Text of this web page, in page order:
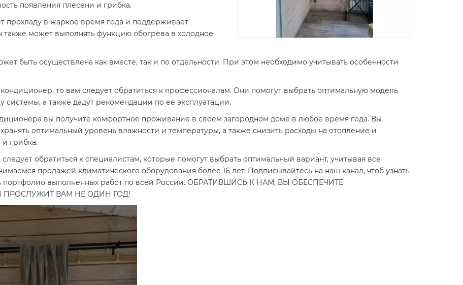
появления плесени и грибка.
прохладу в жаркое время года и поддерживает
может выполнять функцию обогрева в холодное
быть осуществлена как вместе, так и по отдельности. При этом необходимо учитывать особенности
то вам следует обратиться к профессионалам. Они помогут выбрать оптимальную модель
системы, а также дадут рекомендации по ее эксплуатации.
вы получите комфортное проживание в своем загородном доме в любое время года. Вы
оптимальный уровень влажности и температуры, а также снизить расходы на отопление и
грибка.
обратиться к специалистам, которые помогут выбрать оптимальный вариант, учитывая все
продажей климатического оборудования более 16 лет. Подписывайтесь на наш канал, чтоб узнать
портфолио выполненных работ по всей России. ОБРАТИВШИСЬ К НАМ, ВЫ ОБЕСПЕЧИТЕ
ПРОСЛУЖИТ ВАМ НЕ ОДИН ГОД!